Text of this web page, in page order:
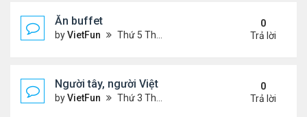
Ăn buffet
byVietFun Thứ 5 Tháng 12 01, 2022 12:22 pm
0
Trả lời
Người tây, người Việt
byVietFun Thứ 3 Tháng 11 22, 2022 1:25 pm
0
Trả lời